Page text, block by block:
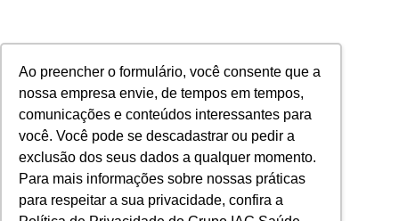
Ao preencher o formulário, você consente que a
nossa empresa envie, de tempos em tempos,
comunicações e conteúdos interessantes para
você. Você pode se descadastrar ou pedir a
exclusão dos seus dados a qualquer momento.
Para mais informações sobre nossas práticas
para respeitar a sua privacidade, confira a
Unimed BH – Unidade Grajaú
Quero assistir ao vídeo-case